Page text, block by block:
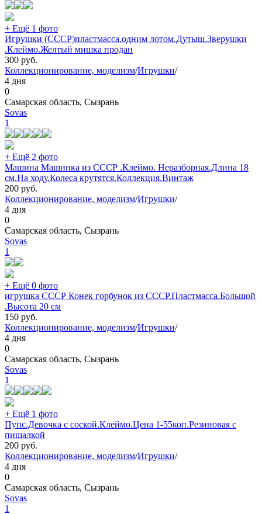
+ Ещё 1 фото
Игрушки (СССР)пластмасса.одним лотом.Дутыш.Зверушки
.Клеймо.Желтый мишка продан
300 руб.
Коллекционирование, моделизм/Игрушки/
4 дня
0
Самарская область, Сызрань
Sovas
1
+ Ещё 2 фото
Машина Машинка из СССР .Клеймо. Неразборная.Длина 18
см.На ходу.Колеса крутятся.Коллекция.Винтаж
200 руб.
Коллекционирование, моделизм/Игрушки/
4 дня
0
Самарская область, Сызрань
Sovas
1
+ Ещё 0 фото
игрушка СССР Конек горбунок из СССР.Пластмасса.Большой
.Высота 20 см
150 руб.
Коллекционирование, моделизм/Игрушки/
4 дня
0
Самарская область, Сызрань
Sovas
1
+ Ещё 1 фото
Пупс.Девочка с соской.Клеймо.Цена 1-55коп.Резиновая с
пищалкой
200 руб.
Коллекционирование, моделизм/Игрушки/
4 дня
0
Самарская область, Сызрань
Sovas
1